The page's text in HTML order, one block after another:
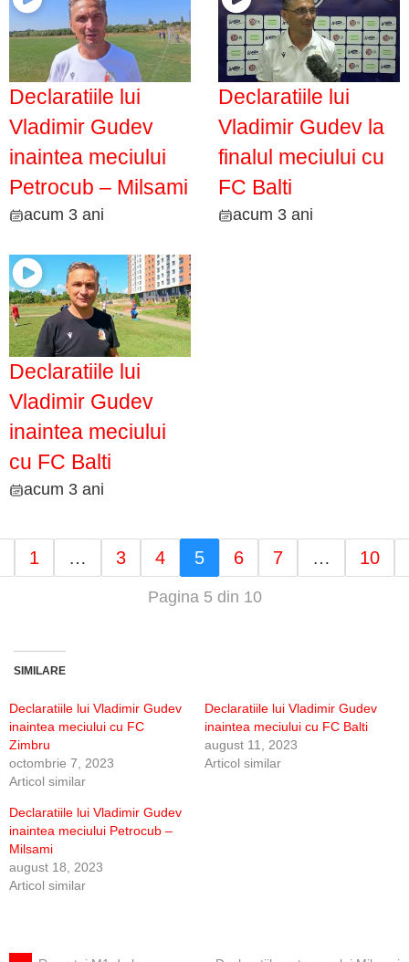
Declaratiile lui
Vladimir Gudev
inaintea meciului
Petrocub – Milsami
acum 3 ani
Declaratiile lui
Vladimir Gudev la
finalul meciului cu
FC Balti
acum 3 ani
Declaratiile lui
Vladimir Gudev
inaintea meciului
cu FC Balti
acum 3 ani
1 … 3 4 5 6 7 … 10
Pagina 5 din 10
SIMILARE
Declaratiile lui Vladimir Gudev
inaintea meciului cu FC
Zimbru
octombrie 7, 2023
Articol similar
Declaratiile lui Vladimir Gudev
inaintea meciului cu FC Balti
august 11, 2023
Articol similar
Declaratiile lui Vladimir Gudev
inaintea meciului Petrocub –
Milsami
august 18, 2023
Articol similar